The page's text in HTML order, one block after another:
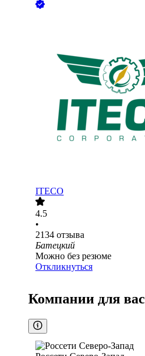
ITECO
4.5
•
2134 отзыва
Батецкий
Можно без резюме
Откликнуться
Компании для вас